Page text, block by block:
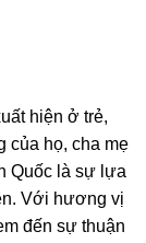
hiện ở trẻ,
của họ, cha mẹ
Quốc là sự lựa
Với hương vị
đến sự thuận